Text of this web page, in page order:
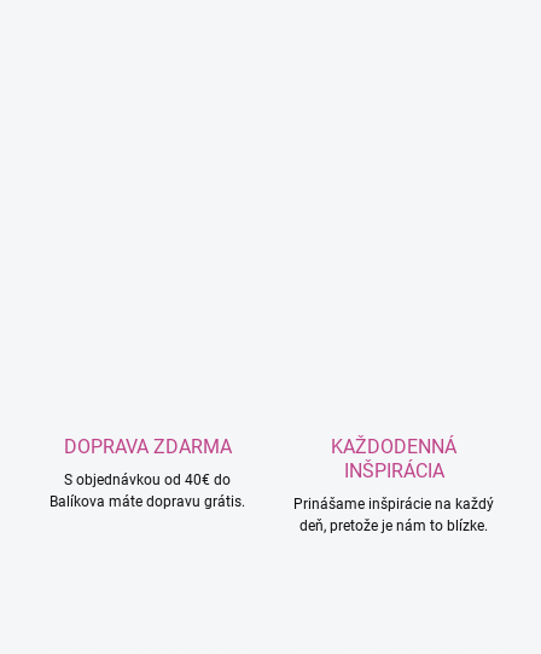
DOPRAVA ZDARMA
S objednávkou od 40€ do
Balíkova máte dopravu grátis.
KAŽDODENNÁ
INŠPIRÁCIA
Prinášame inšpirácie na každý
deň, pretože je nám to blízke.